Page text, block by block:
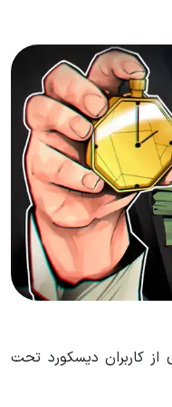
از کاربران دیسکورد تحت